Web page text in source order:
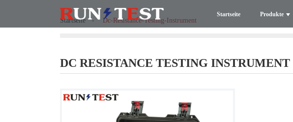
Startseite Produkte
Startseite
Dc-Resistance-Testing-Instrument
DC RESISTANCE TESTING INSTRUMENT